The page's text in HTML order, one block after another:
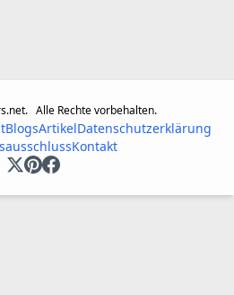
Alle Rechte vorbehalten.
BlogsArtikelDatenschutzerklärung
Kontakt